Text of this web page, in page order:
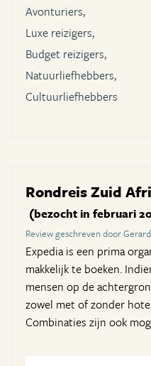
Avonturiers,
Luxe reizigers,
Budget reizigers,
Natuurliefhebbers,
Cultuurliefhebbers
Rondreis Zuid
(bezocht in februari
Review geschreven door
Expedia is een prima
makkelijk te boeken.
mensen op de
zowel met of zonder
Combinaties zijn ook